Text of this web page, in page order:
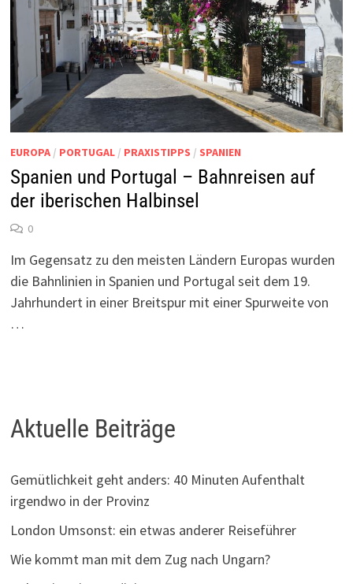
EUROPA/ PORTUGAL/ PRAXISTIPPS / SPANIEN
Spanien und Portugal – Bahnreisen auf
der iberischen Halbinsel
0
Im Gegensatz zu den meisten Ländern Europas wurden
die Bahnlinien in Spanien und Portugal seit dem 19.
Jahrhundert in einer Breitspur mit einer Spurweite von
…
Aktuelle Beiträge
Gemütlichkeit geht anders: 40 Minuten Aufenthalt
irgendwo in der Provinz
London Umsonst: ein etwas anderer Reiseführer
Wie kommt man mit dem Zug nach Ungarn?